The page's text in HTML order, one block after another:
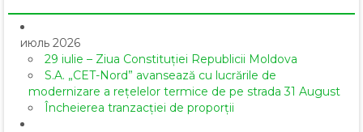
июль 2026
29 iulie – Ziua Constituției Republicii Moldova
S.A. „CET-Nord” avansează cu lucrările de
modernizare a rețelelor termice de pe strada 31 August
Încheierea tranzacției de proporții